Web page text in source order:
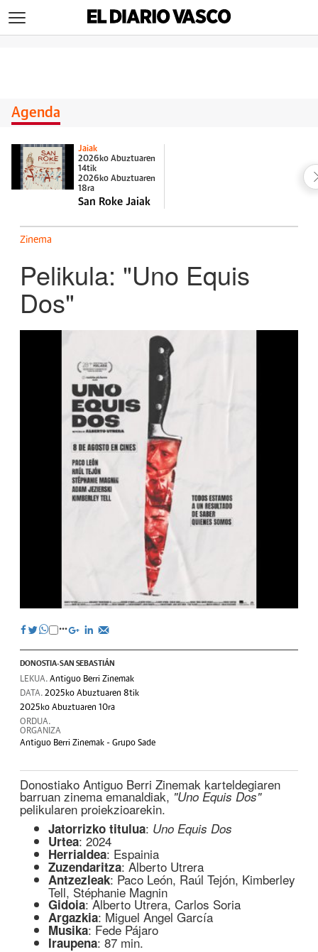
Agenda
Jaiak
2026ko Abuztuaren
14tik
2026ko Abuztuaren
18ra
San Roke Jaiak
Zinema
Pelikula: "Uno Equis
Dos"
DONOSTIA-SAN SEBASTIÁN
LEKUA. Antiguo Berri Zinemak
DATA. 2025ko Abuztuaren 8tik
2025ko Abuztuaren 10ra
ORDUA.
ORGANIZA
Antiguo Berri Zinemak - Grupo Sade
Donostiako Antiguo Berri Zinemak karteldegiaren
barruan zinema emanaldiak, "Uno Equis Dos"
pelikularen proiekzioarekin.
Jatorrizko titulua: Uno Equis Dos
Urtea: 2024
Herrialdea: Espainia
Zuzendaritza: Alberto Utrera
Antzezleak: Paco León, Raúl Tejón, Kimberley
Tell, Stéphanie Magnin
Gidoia: Alberto Utrera, Carlos Soria
Argazkia: Miguel Angel García
Musika: Fede Pájaro
Iraupena: 87 min.